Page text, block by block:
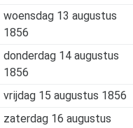
woensdag 13 augustus
1856
donderdag 14 augustus
1856
vrijdag 15 augustus 1856
zaterdag 16 augustus